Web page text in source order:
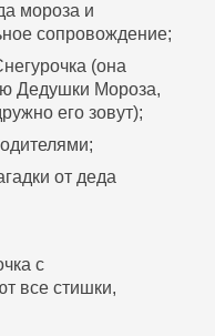
мороза и
сопровождение;
(она
Дедушки Мороза,
его зовут);
от деда
с
все стишки,